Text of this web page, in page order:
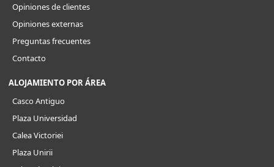
Opiniones de clientes
Opiniones externas
Preguntas frecuentes
Contacto
ALOJAMIENTO POR ÁREA
Casco Antiguo
Plaza Universidad
Calea Victoriei
Plaza Unirii